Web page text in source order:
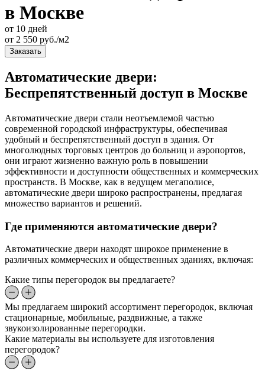
в Москве
от 10 дней
от 2 550 руб./м2
Заказать
Автоматические двери:
Беспрепятственный доступ в Москве
Автоматические двери стали неотъемлемой частью
современной городской инфраструктуры, обеспечивая
удобный и беспрепятственный доступ в здания. От
многолюдных торговых центров до больниц и аэропортов,
они играют жизненно важную роль в повышении
эффективности и доступности общественных и коммерческих
пространств. В Москве, как в ведущем мегаполисе,
автоматические двери широко распространены, предлагая
множество вариантов и решений.
Где применяются автоматические двери?
Автоматические двери находят широкое применение в
различных коммерческих и общественных зданиях, включая:
Какие типы перегородок вы предлагаете?
Мы предлагаем широкий ассортимент перегородок, включая
стационарные, мобильные, раздвижные, а также
звукоизолированные перегородки.
Какие материалы вы используете для изготовления
перегородок?